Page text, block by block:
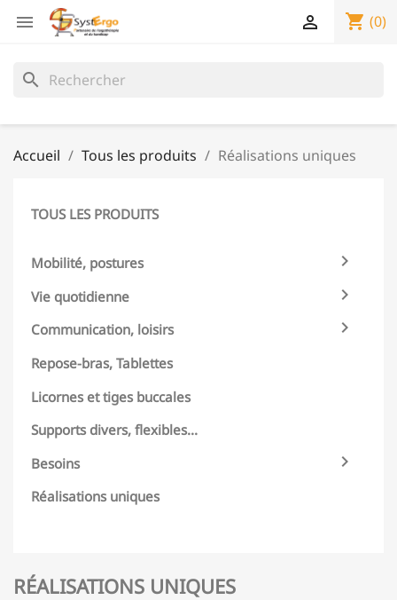
 shopping_cart (0)

search
Accueil Tous les produits Réalisations uniques
TOUS LES PRODUITS
Mobilité, postures 
Vie quotidienne 
Communication, loisirs 
Repose-bras, Tablettes
Licornes et tiges buccales
Supports divers, flexibles...
Besoins

Réalisations uniques
RÉALISATIONS UNIQUES